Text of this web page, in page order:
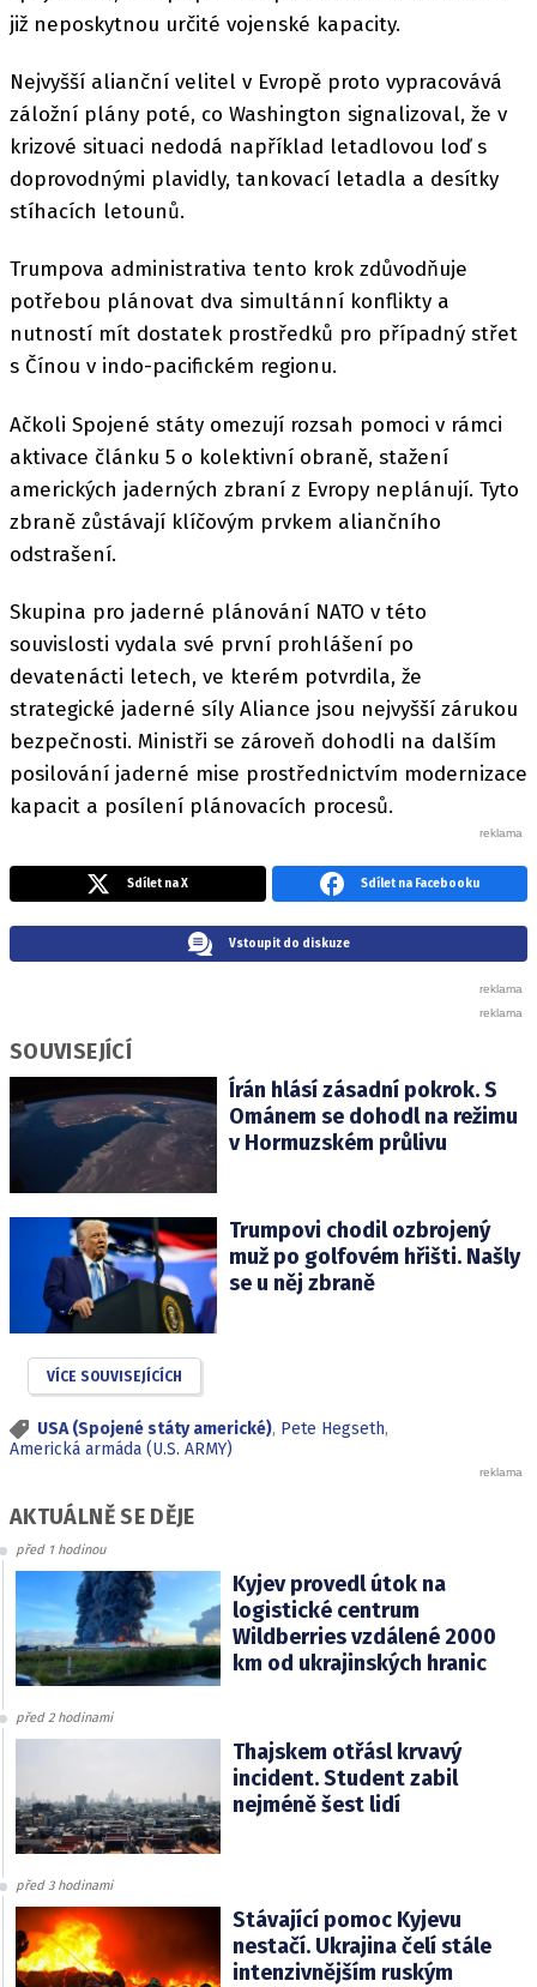
již neposkytnou určité vojenské kapacity.
Nejvyšší alianční velitel v Evropě proto vypracovává
záložní plány poté, co Washington signalizoval, že v
krizové situaci nedodá například letadlovou loď s
doprovodnými plavidly, tankovací letadla a desítky
stíhacích letounů.
Trumpova administrativa tento krok zdůvodňuje
potřebou plánovat dva simultánní konflikty a
nutností mít dostatek prostředků pro případný střet
s Čínou v indo-pacifickém regionu.
Ačkoli Spojené státy omezují rozsah pomoci v rámci
aktivace článku 5 o kolektivní obraně, stažení
amerických jaderných zbraní z Evropy neplánují. Tyto
zbraně zůstávají klíčovým prvkem aliančního
odstrašení.
Skupina pro jaderné plánování NATO v této
souvislosti vydala své první prohlášení po
devatenácti letech, ve kterém potvrdila, že
strategické jaderné síly Aliance jsou nejvyšší zárukou
bezpečnosti. Ministři se zároveň dohodli na dalším
posilování jaderné mise prostřednictvím modernizace
kapacit a posílení plánovacích procesů.
Sdílet na X Sdílet na Facebooku
Vstoupit do diskuze
SOUVISEJÍCÍ
Írán hlásí zásadní pokrok. S
Ománem se dohodl na režimu
v Hormuzském průlivu
Trumpovi chodil ozbrojený
muž po golfovém hřišti. Našly
se u něj zbraně
VÍCE SOUVISEJÍCÍCH
USA (Spojené státy americké), Pete Hegseth,
Americká armáda (U.S. ARMY)
AKTUÁLNĚ SE DĚJE
před 1 hodinou
Kyjev provedl útok na
logistické centrum
Wildberries vzdálené 2000
km od ukrajinských hranic
před 2 hodinami
Thajskem otřásl krvavý
incident. Student zabil
nejméně šest lidí
před 3 hodinami
Stávající pomoc Kyjevu
nestačí. Ukrajina čelí stále
intenzivnějším ruským